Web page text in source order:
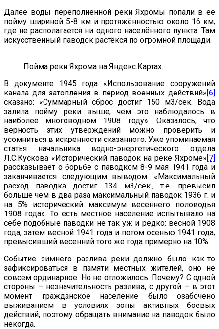
Далее воды переполненной реки Яхромы попали в её
пойму шириной 5-8 км и протяжённостью около 16 км,
где не располагается ни одного населённого пункта. Там
искусственный паводок растёкся по огромной площади.
Пойма реки Яхрома на Яндекс.Картах.
В документе 1945 года «Использование сооружений
канала для затопления в период военных действий»[6]
сказано: «Суммарный сброс достиг 150 м3/сек. Вода
залила пойму реки выше, чем это наблюдалось в
наиболее многоводном 1908 году». Оказалось, что
верность этих утверждений можно проверить и
усомниться в искренности сказанного. Уже упоминаемая
статья начальника водно-энергетического отдела
Л.С.Кускова «Исторический паводок на реке Яхроме»[7]
рассказывает о борьбе с паводком 8-9 мая 1941 года и
заканчивается следующим выводом: «Максимальный
расход паводка достиг 134 м3/сек., т.е. превысил
больше чем в два раза максимальный паводок 1936 г. и
на 5% исторический максимум весеннего половодья
1908 года». То есть местное население испытывало на
себе подобные паводки не так уж и редко: весной 1908
года, затем весной 1941 года и потом осенью 1941 года,
превысивший весенний того же года примерно на 10%.
Событие зимнего разлива реки должно было как-то
зафиксироваться в памяти местных жителей, оно не
совсем ординарное. Но не отложилось. Почему? С одной
стороны – незначительность разлива, с другой – в этот
момент гражданское население было озабочено
выживанием в условиях зоны активных боевых
действий, поэтому обращать внимание на паводок было
некогда.